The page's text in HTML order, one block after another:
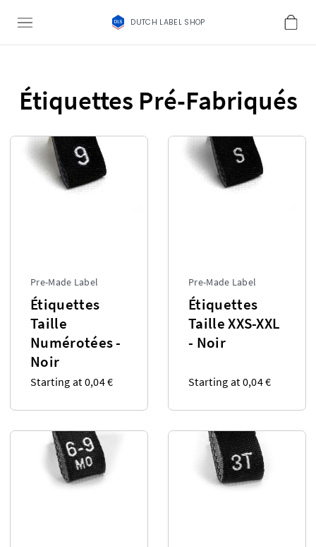
DUTCH LABEL SHOP
Étiquettes Pré-Fabriqués
Pre-Made Label
Étiquettes
Taille
Numérotées -
Noir
Starting at 0,04 €
Pre-Made Label
Étiquettes
Taille XXS-XXL
- Noir
Starting at 0,04 €